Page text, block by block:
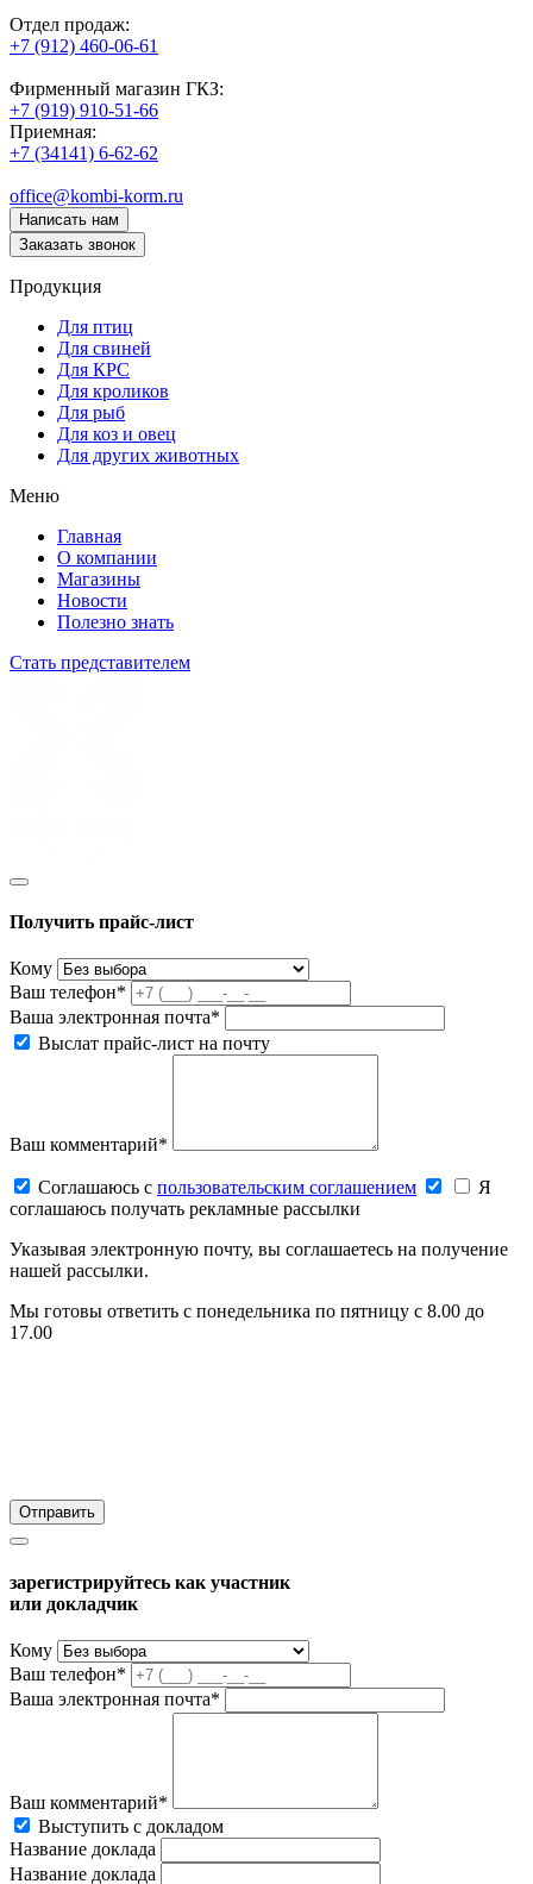
Отдел продаж:
+7 (912) 460-06-61
Фирменный магазин ГКЗ:
+7 (919) 910-51-66
Приемная:
+7 (34141) 6-62-62
office@kombi-korm.ru
Написать нам
Заказать звонок
Продукция
Для птиц
Для свиней
Для КРС
Для кроликов
Для рыб
Для коз и овец
Для других животных
Меню
Главная
О компании
Магазины
Новости
Полезно знать
Стать представителем
Получить прайс-лист
Кому
Ваш телефон*
Ваша электронная почта*
Выслат прайс-лист на почту
Ваш комментарий*
Соглашаюсь c пользовательским соглашением
Я
соглашаюсь получать рекламные рассылки
Указывая электронную почту, вы соглашаетесь на получение
нашей рассылки.
Мы готовы ответить с понедельника по пятницу с 8.00 до
17.00
зарегистрируйтесь как участник
или докладчик
Кому
Ваш телефон*
Ваша электронная почта*
Ваш комментарий*
Выступить с докладом
Название доклада
Название доклада